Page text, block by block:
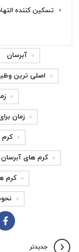
تسکین کننده
آبرسان
اصلی ترین
زمان
کرم های آبرسان
کرم
جدیدتر